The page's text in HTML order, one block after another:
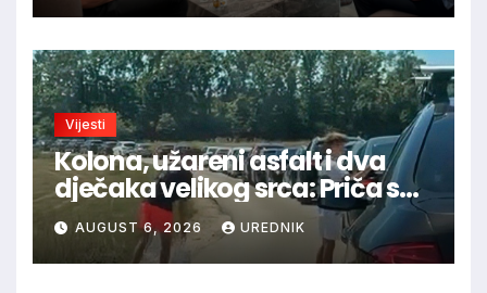
Vijesti
Kolona, užareni asfalt i dva
dječaka velikog srca: Priča s
granice oduševila regiju
AUGUST 6, 2026 UREDNIK